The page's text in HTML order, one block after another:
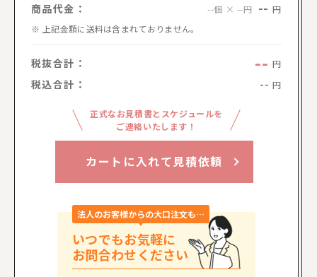
商品代金： --個 × --円 -- 円
上記金額に送料は含まれておりません。
税抜合計： -- 円
税込合計： -- 円
正式なお見積書とスケジュールを
ご連絡いたします！
カートに入れて見積依頼
法人のお客様からの大口注文も…
いつでもお気軽に
お問合わせください